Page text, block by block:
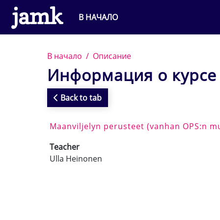
Перейти к основному содержанию
В НАЧАЛО
В начало Описание
Информация о курсе
Back to tab
Maanviljelyn perusteet (vanhan OPS:n
Teacher
Ulla Heinonen